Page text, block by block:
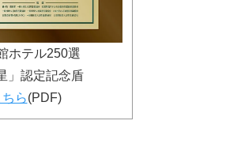
ホテル250選
」認定記念盾
ちら(PDF)